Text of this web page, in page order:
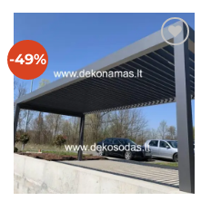
-49% Mėgstamiausias